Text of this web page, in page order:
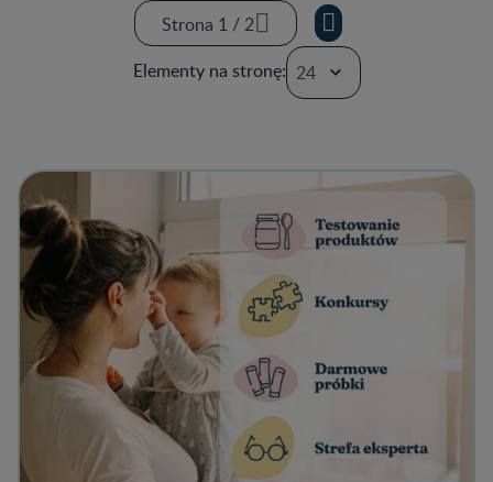
Strona 1 / 2
Strona 1 / 2
Elementy na stronę: